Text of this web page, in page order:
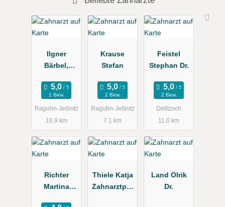
Ilgner
Bärbel,
Alexander
Dres.
1 Bew.
Raguhn-Jeßnitz
10.9 km
Krause
Stefan
2 Bew.
Raguhn-Jeßnitz
7.1 km
Feistel
Stephan Dr.
2 Bew.
Delitzsch
11.0 km
Richter
Martina
Thiele Katja
Zahnarztpra
Land Olrik
Dr.